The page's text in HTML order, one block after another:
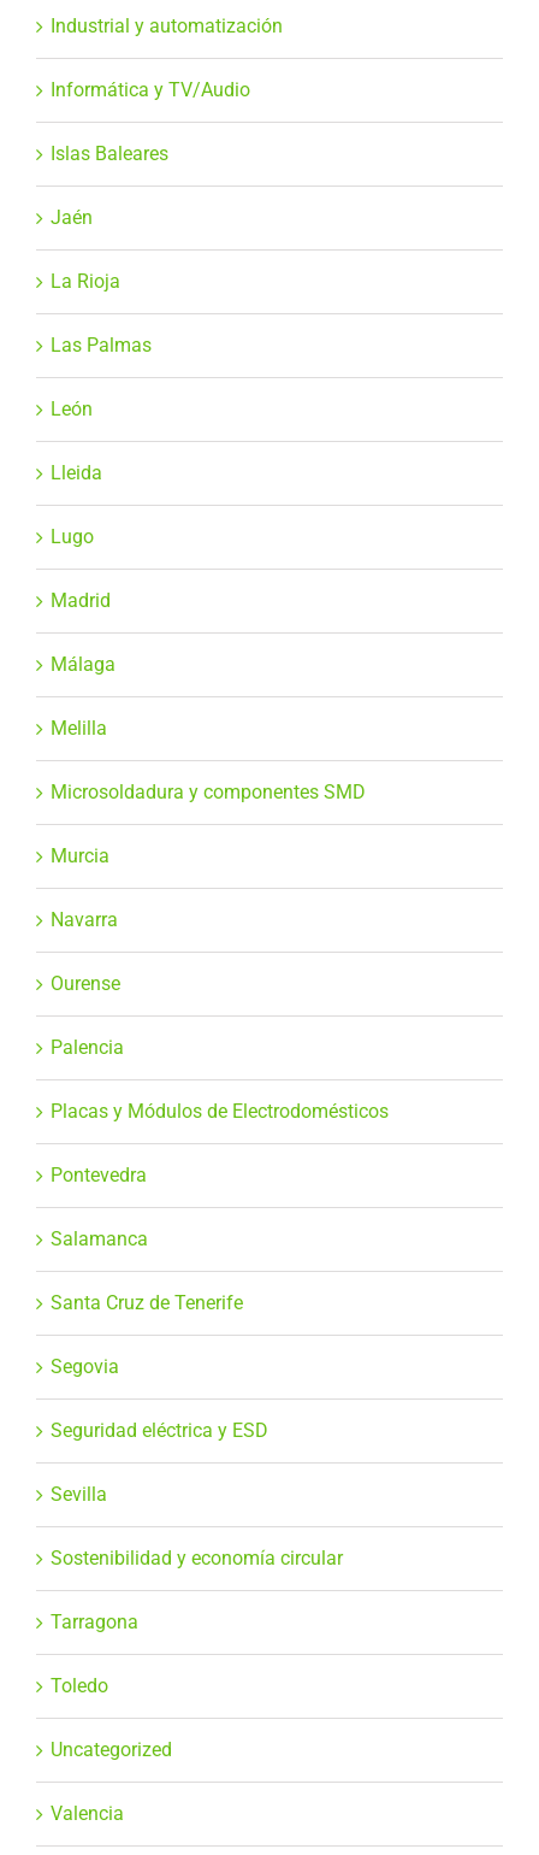
Industrial y automatización
Informática y TV/Audio
Islas Baleares
Jaén
La Rioja
Las Palmas
León
Lleida
Lugo
Madrid
Málaga
Melilla
Microsoldadura y componentes SMD
Murcia
Navarra
Ourense
Palencia
Placas y Módulos de Electrodomésticos
Pontevedra
Salamanca
Santa Cruz de Tenerife
Segovia
Seguridad eléctrica y ESD
Sevilla
Sostenibilidad y economía circular
Tarragona
Toledo
Uncategorized
Valencia